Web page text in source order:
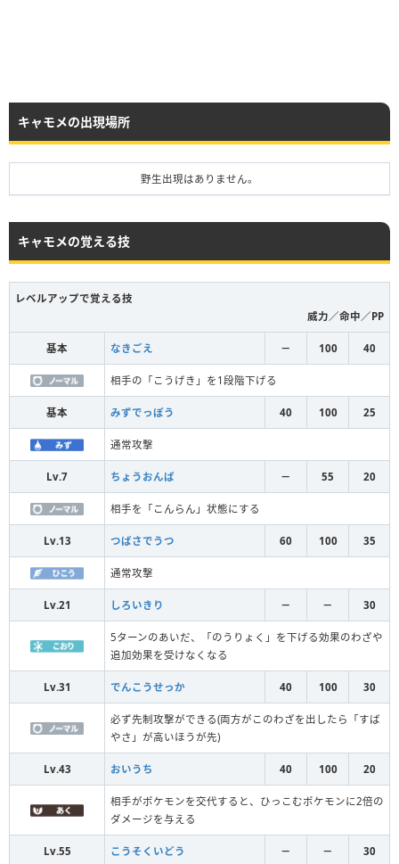
キャモメの出現場所
野生出現はありません。
キャモメの覚える技
レベルアップで覚える技
威力／命中／PP
基本 なきごえ － 100 40
相手の「こうげき」を1段階下げる
基本 みずでっぽう 40 100 25
通常攻撃
Lv.7 ちょうおんぱ － 55 20
相手を「こんらん」状態にする
Lv.13 つばさでうつ 60 100 35
通常攻撃
Lv.21 しろいきり － － 30
5ターンのあいだ、「のうりょく」を下げる効果のわざや
追加効果を受けなくなる
Lv.31 でんこうせっか 40 100 30
必ず先制攻撃ができる(両方がこのわざを出したら「すば
やさ」が高いほうが先)
Lv.43 おいうち 40 100 20
相手がポケモンを交代すると、ひっこむポケモンに2倍の
ダメージを与える
Lv.55 こうそくいどう － － 30